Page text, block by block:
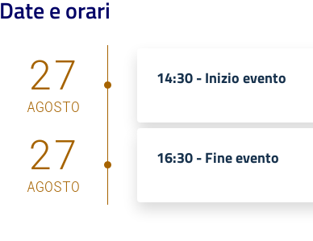
Date e orari
27
AGOSTO
14:30 -Inizio evento
27
AGOSTO
16:30 -Fine evento